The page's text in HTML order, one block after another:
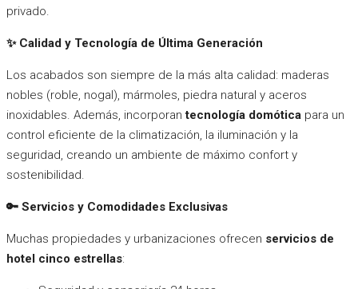
privado.
✨Calidad y Tecnología de Última Generación
Los acabados son siempre de la más alta calidad: maderas
nobles (roble, nogal), mármoles, piedra natural y aceros
inoxidables. Además, incorporantecnología domótica para un
control eficiente de la climatización, la iluminación y la
seguridad, creando un ambiente de máximo confort y
sostenibilidad.
🔑 Servicios y Comodidades Exclusivas
Muchas propiedades y urbanizaciones ofrecen servicios de
hotel cinco estrellas: